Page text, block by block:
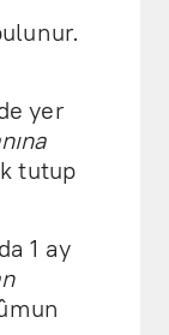
yer
tutup
1 ay